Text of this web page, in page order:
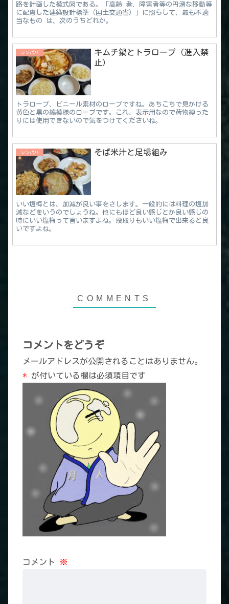
路を計画した模式図である。「高齢 者、障害者等の円滑な移動等
に配慮した建築設計標準（国土交通省）」に照らして、最も不適
当なもの は、次のうちどれか。
シンパパ
キムチ鍋とトラロープ（進入禁
止）
トラロープ、ビニール素材のロープですね。あちこちで見かける
黄色と黒の縞模様のロープです。これ、表示用なので荷物縛った
りには使用できないので気をつけてくださいね。
シンパパ そば米汁と足場組み
いい塩梅とは、加減が良い事をさします。一般的には料理の塩加
減などをいうのでしょうね。他にもほど良い感じとか良い感じの
時にいい塩梅って言いますよね。段取りもいい塩梅で出来ると良
いですよね。
コメントをどうぞ
メールアドレスが公開されることはありません。
* が付いている欄は必須項目です
コメント ※